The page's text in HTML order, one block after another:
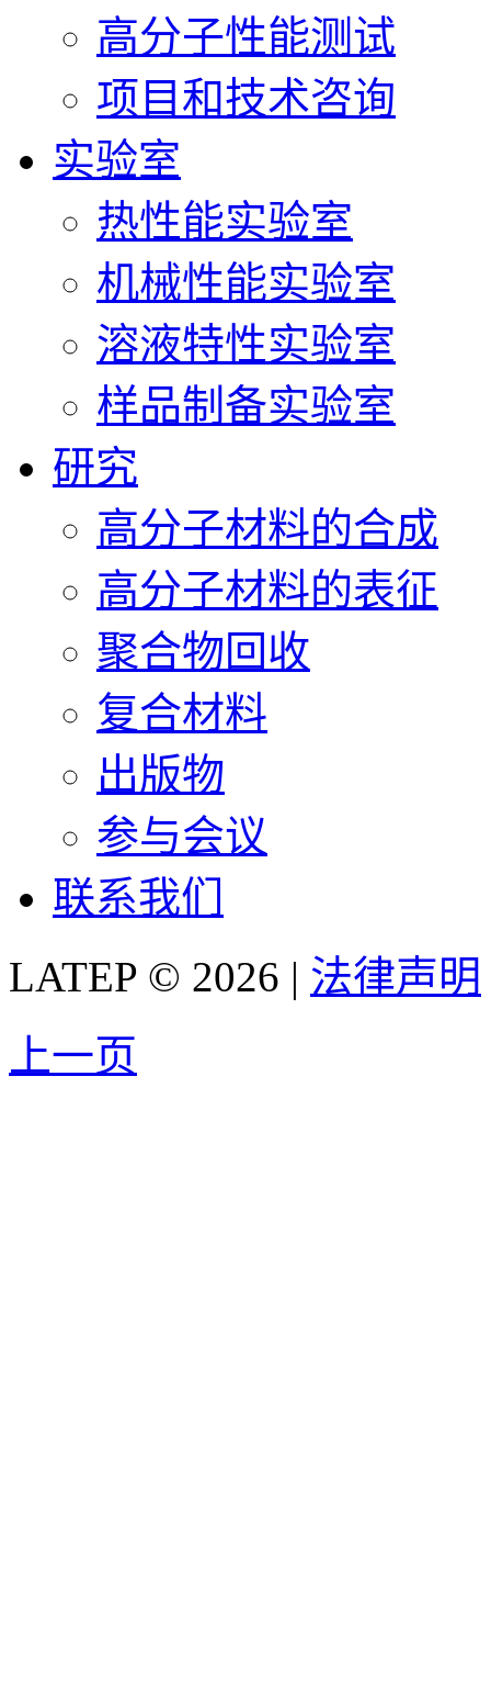
高分子性能测试
项目和技术咨询
实验室
热性能实验室
机械性能实验室
溶液特性实验室
样品制备实验室
研究
高分子材料的合成
高分子材料的表征
聚合物回收
复合材料
出版物
参与会议
联系我们
LATEP © 2026 | 法律声明
上一页